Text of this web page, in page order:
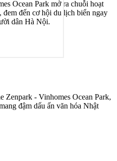
Ocean Park mở ra chuỗi hoạt
đem đến cơ hội du lịch biển ngay
dân Hà Nội.
Zenpark - Vinhomes Ocean Park,
đậm dấu ấn văn hóa Nhật